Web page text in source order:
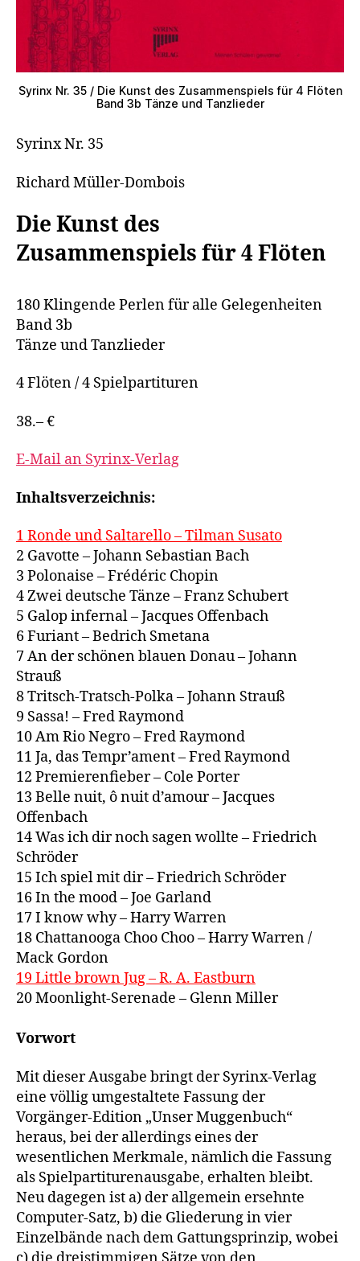
Syrinx Nr. 35 / Die Kunst des Zusammenspiels für 4 Flöten
Band 3b Tänze und Tanzlieder
Syrinx Nr. 35
Richard Müller-Dombois
Die Kunst des
Zusammenspiels für 4 Flöten
180 Klingende Perlen für alle Gelegenheiten
Band 3b
Tänze und Tanzlieder
4 Flöten / 4 Spielpartituren
38.– €
E-Mail an Syrinx-Verlag
Inhaltsverzeichnis:
1 Ronde und Saltarello – Tilman Susato
2 Gavotte – Johann Sebastian Bach
3 Polonaise – Frédéric Chopin
4 Zwei deutsche Tänze – Franz Schubert
5 Galop infernal – Jacques Offenbach
6 Furiant – Bedrich Smetana
7 An der schönen blauen Donau – Johann
Strauß
8 Tritsch-Tratsch-Polka – Johann Strauß
9 Sassa! – Fred Raymond
10 Am Rio Negro – Fred Raymond
11 Ja, das Tempr’ament – Fred Raymond
12 Premierenfieber – Cole Porter
13 Belle nuit, ô nuit d’amour – Jacques
Offenbach
14 Was ich dir noch sagen wollte – Friedrich
Schröder
15 Ich spiel mit dir – Friedrich Schröder
16 In the mood – Joe Garland
17 I know why – Harry Warren
18 Chattanooga Choo Choo – Harry Warren /
Mack Gordon
19 Little brown Jug – R. A. Eastburn
20 Moonlight-Serenade – Glenn Miller
Vorwort
Mit dieser Ausgabe bringt der Syrinx-Verlag
eine völlig umgestaltete Fassung der
Vorgänger-Edition „Unser Muggenbuch“
heraus, bei der allerdings eines der
wesentlichen Merkmale, nämlich die Fassung
als Spielpartiturenausgabe, erhalten bleibt.
Neu dagegen ist a) der allgemein ersehnte
Computer-Satz, b) die Gliederung in vier
Einzelbände nach dem Gattungsprinzip, wobei